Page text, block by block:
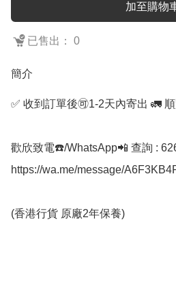
加至購物
已售出： 0
簡介
✅ 收到訂單後🉑1-2天內寄出 🚛
歡欣致電☎️/WhatsApp📲 查詢 :
https://wa.me/message/
(香港行貨 原廠2年保養)